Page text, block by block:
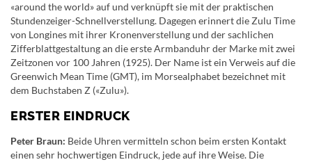
«around the world» auf und verknüpft sie mit der praktischen
Stundenzeiger-Schnellverstellung. Dagegen erinnert die Zulu Time
von Longines mit ihrer Kronenverstellung und der sachlichen
Zifferblattgestaltung an die erste Armbanduhr der Marke mit zwei
Zeitzonen vor 100 Jahren (1925). Der Name ist ein Verweis auf die
Greenwich Mean Time (GMT), im Morsealphabet bezeichnet mit
dem Buchstaben Z («Zulu»).
ERSTER EINDRUCK
Peter Braun: Beide Uhren vermitteln schon beim ersten Kontakt
einen sehr hochwertigen Eindruck, jede auf ihre Weise. Die